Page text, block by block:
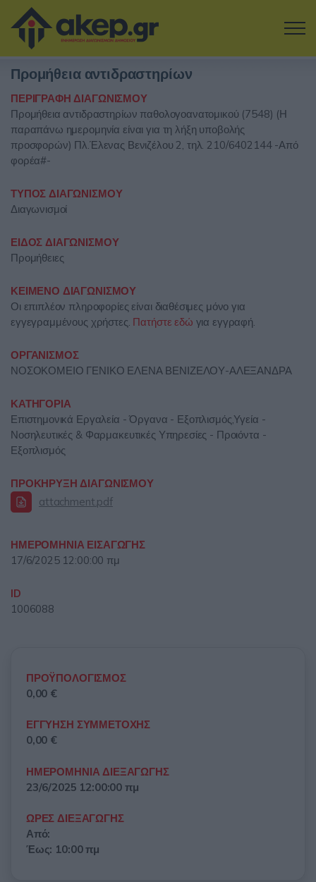
Μετάβαση στο κύριο περιεχόμενο
Η εταιρία
Αναζήτηση Διαγωνισμών
Δοκιμάστε την Υπηρεσία
Επικοινωνία
Σύνδεση
Προμήθεια αντιδραστηρίων
ΠΕΡΙΓΡΑΦΗ ΔΙΑΓΩΝΙΣΜΟΥ
Προμήθεια αντιδραστηρίων παθολογοανατομικού (7548) (Η
παραπάνω ημερομηνία είναι για τη λήξη υποβολής
προσφορών) Πλ.Έλενας Βενιζέλου 2, τηλ. 210/6402144 -Από
φορέα#-
ΤΥΠΟΣ ΔΙΑΓΩΝΙΣΜΟΥ
Διαγωνισμοί
ΕΙΔΟΣ ΔΙΑΓΩΝΙΣΜΟΥ
Προμήθειες
ΚΕΙΜΕΝΟ ΔΙΑΓΩΝΙΣΜΟΥ
Οι επιπλέον πληροφορίες είναι διαθέσιμες μόνο για
εγγεγραμμένους χρήστες. Πατήστε εδώ για εγγραφή.
ΟΡΓΑΝΙΣΜΟΣ
ΝΟΣΟΚΟΜΕΙΟ ΓΕΝΙΚΟ ΕΛΕΝΑ ΒΕΝΙΖΕΛΟΥ-ΑΛΕΞΑΝΔΡΑ
ΚΑΤΗΓΟΡΙΑ
Επιστημονικά Εργαλεία - Όργανα - Εξοπλισμός,Υγεία -
Νοσηλευτικές & Φαρμακευτικές Υπηρεσίες - Προιόντα -
Εξοπλισμός
ΠΡΟΚΗΡΥΞΗ ΔΙΑΓΩΝΙΣΜΟΥ
attachment.pdf
ΗΜΕΡΟΜΗΝΙΑ ΕΙΣΑΓΩΓΗΣ
17/6/2025 12:00:00 πμ
ID
1006088
ΠΡΟΫΠΟΛΟΓΙΣΜΟΣ
0,00 €
ΕΓΓΥΗΣΗ ΣΥΜΜΕΤΟΧΗΣ
0,00 €
ΗΜΕΡΟΜΗΝΙΑ ΔΙΕΞΑΓΩΓΗΣ
23/6/2025 12:00:00 πμ
ΩΡΕΣ ΔΙΕΞΑΓΩΓΗΣ
Από:
Έως: 10:00 πμ